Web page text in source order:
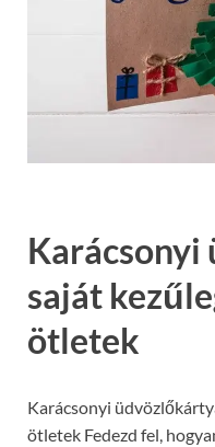
saját
ötletek
Karácsonyi
ötletek Fedezd fel,